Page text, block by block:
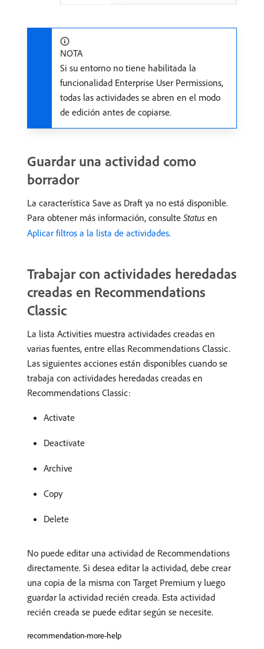
NOTA
Si su entorno no tiene habilitada la
funcionalidad Enterprise User Permissions,
todas las actividades se abren en el modo
de edición antes de copiarse.
Guardar una actividad como
borrador
La característica Save as Draft ya no está disponible.
Para obtener más información, consulte Status en
Aplicar filtros a la lista de actividades.
Trabajar con actividades heredadas
creadas en Recommendations
Classic
La lista Activities muestra actividades creadas en
varias fuentes, entre ellas Recommendations Classic.
Las siguientes acciones están disponibles cuando se
trabaja con actividades heredadas creadas en
Recommendations Classic:
Activate
Deactivate
Archive
Copy
Delete
No puede editar una actividad de Recommendations
directamente. Si desea editar la actividad, debe crear
una copia de la misma con Target Premium y luego
guardar la actividad recién creada. Esta actividad
recién creada se puede editar según se necesite.
recommendation-more-help